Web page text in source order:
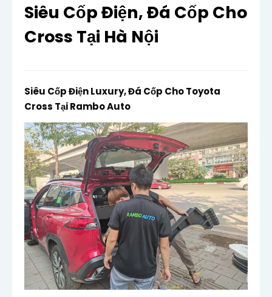
Siêu Cốp Điện, Đá Cốp Cho
Cross Tại Hà Nội
Siêu Cốp Điện Luxury, Đá Cốp Cho Toyota
Cross Tại Rambo Auto